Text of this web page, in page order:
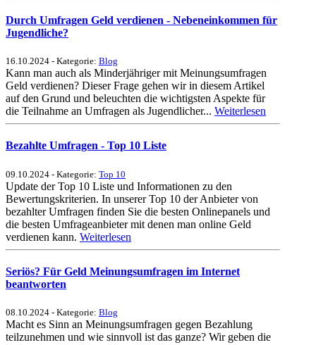
Durch Umfragen Geld verdienen - Nebeneinkommen für
Jugendliche?
16.10.2024 - Kategorie: Blog
Kann man auch als Minderjähriger mit Meinungsumfragen
Geld verdienen? Dieser Frage gehen wir in diesem Artikel
auf den Grund und beleuchten die wichtigsten Aspekte für
die Teilnahme an Umfragen als Jugendlicher... Weiterlesen
Bezahlte Umfragen - Top 10 Liste
09.10.2024 - Kategorie: Top 10
Update der Top 10 Liste und Informationen zu den
Bewertungskriterien. In unserer Top 10 der Anbieter von
bezahlter Umfragen finden Sie die besten Onlinepanels und
die besten Umfrageanbieter mit denen man online Geld
verdienen kann. Weiterlesen
Seriös? Für Geld Meinungsumfragen im Internet
beantworten
08.10.2024 - Kategorie: Blog
Macht es Sinn an Meinungsumfragen gegen Bezahlung
teilzunehmen und wie sinnvoll ist das ganze? Wir geben die